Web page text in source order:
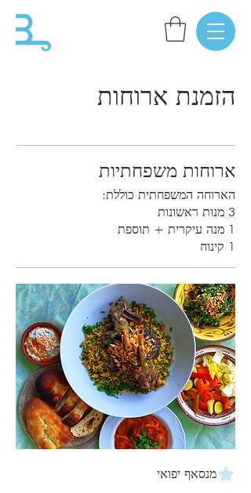
הזמנת ארוחות
ארוחות משפחתיות
1 קינוח
מנסאף יפואי